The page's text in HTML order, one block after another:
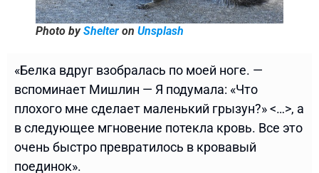
Photo byShelter on Unsplash
«Белка вдруг взобралась по моей ноге. —
вспоминает Мишлин — Я подумала: «Что
плохого мне сделает маленький грызун?» <…>, а
в следующее мгновение потекла кровь. Все это
очень быстро превратилось в кровавый
поединок».